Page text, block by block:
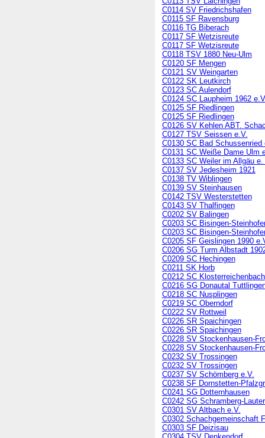
C0114 SV Friedrichshafen
C0115 SF Ravensburg
C0116 TG Biberach
C0117 SF Wetzisreute
C0117 SF Wetzisreute
C0118 TSV 1880 Neu-Ulm
C0120 SF Mengen
C0121 SV Weingarten
C0122 SK Leutkirch
C0123 SC Aulendorf
C0124 SC Laupheim 1962
C0125 SF Riedlingen
C0125 SF Riedlingen
C0126 SV Kehlen ABT.
C0127 TSV Seissen e.V.
C0130 SC Bad Schussenried
C0131 SC Weiße Dame Ulm
C0133 SC Weiler im Allgäu e.
C0137 SV Jedesheim 1921
C0138 TV Wiblingen
C0139 SV Steinhausen
C0142 TSV Westerstetten
C0143 SV Thalfingen
C0202 SV Balingen
C0203 SC Bisingen-
C0203 SC Bisingen-
C0205 SF Geislingen 1990
C0206 SG Turm Albstadt
C0209 SC Hechingen
C0211 SK Horb
C0212 SC Klosterreichenbach
C0216 SG Donautal
C0218 SC Nusplingen
C0219 SC Oberndorf
C0222 SV Rottweil
C0226 SR Spaichingen
C0226 SR Spaichingen
C0228 SV Stockenhausen-
C0228 SV Stockenhausen-
C0232 SV Trossingen
C0232 SV Trossingen
C0237 SV Schömberg e.V.
C0238 SF Dornstetten-
C0241 SG Dotternhausen
C0242 SG Schramberg-
C0301 SV Altbach e.V.
C0302 Schachgemeinschaft
C0303 SF Deizisau